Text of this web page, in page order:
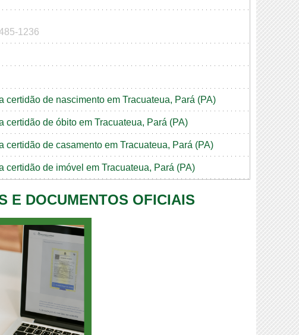
1236
certidão de nascimento em Tracuateua, Pará (PA)
certidão de óbito em Tracuateua, Pará (PA)
certidão de casamento em Tracuateua, Pará (PA)
certidão de imóvel em Tracuateua, Pará (PA)
E DOCUMENTOS OFICIAIS